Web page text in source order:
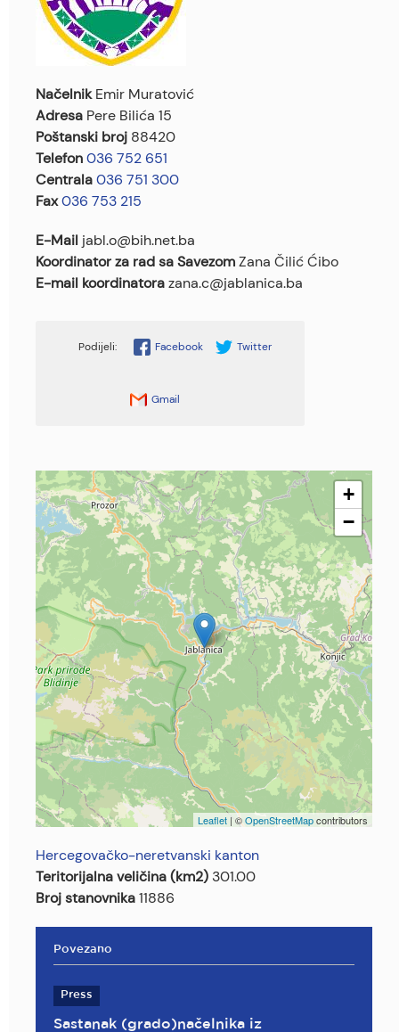
Načelnik Emir Muratović
Adresa Pere Bilića 15
Poštanski broj 88420
Telefon036 752 651
Centrala036 751 300
Fax036 753 215
E-Mail jabl.o@bih.net.ba
Koordinator za rad sa SavezomZana Čilić Ćibo
E-mail koordinatorazana.c@jablanica.ba
Facebook Twitter
Gmail
+
−
Leaflet | ©OpenStreetMapcontributors
Hercegovačko-neretvanski kanton
Teritorijalna veličina (km2) 301.00
Broj stanovnika11886
Povezano
Press
Sastanak (grado)načelnika iz